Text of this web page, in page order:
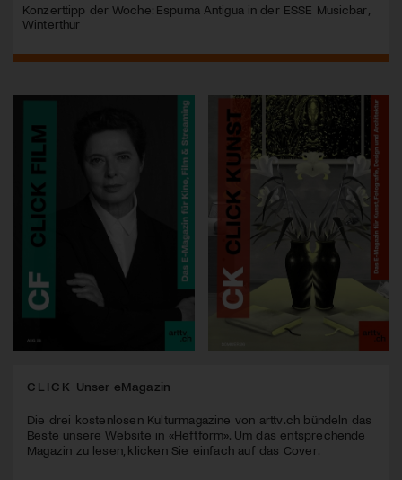
Konzerttipp der Woche: Espuma Antigua in der ESSE Musicbar,
Winterthur
CLICK Unser eMagazin
Die drei kostenlosen Kulturmagazine von arttv.ch bündeln das
Beste unsere Website in «Heftform». Um das entsprechende
Magazin zu lesen, klicken Sie einfach auf das Cover.